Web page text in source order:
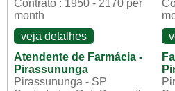
Contrato : 1950 - 2170 per
month
veja detalhes
Atendente de Farmácia -
Pirassununga
Pirassununga - SP